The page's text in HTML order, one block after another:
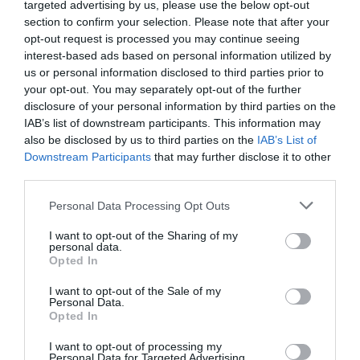
targeted advertising by us, please use the below opt-out
section to confirm your selection. Please note that after your
opt-out request is processed you may continue seeing
interest-based ads based on personal information utilized by
us or personal information disclosed to third parties prior to
your opt-out. You may separately opt-out of the further
disclosure of your personal information by third parties on the
IAB’s list of downstream participants. This information may
also be disclosed by us to third parties on the IAB’s List of
Downstream Participants that may further disclose it to other
Personal Data Processing Opt Outs
I want to opt-out of the Sharing of my
personal data.
Opted In
I want to opt-out of the Sale of my
Personal Data.
Opted In
I want to opt-out of processing my
public atitudini de tipul celei menţionate care
promovează xenofobia însoţită de violenţă si care, in
mod deliberat, stimuleaza manifestari şi poziţii
politice extremiste, în contrast total cu valorile
europene”, se mai spune în comunicatul MAE.
Român bătut de un consilier local din
”Nu există niciun fel de explicaţii şi niciun fel de scuză pentru declaraţiile xenofobe lansate
recent de către un politician, reprezentant al autorităţilor dintr-o localitate italiană, la adresa
violenţă trebuie să fie străine de comportamentul politic şi public în Europa unită.
Importanta comunitate a românilor care trăiesc şi muncesc în Italia, trebuie să rămână cu
fruntea sus, mândră de aportul său substanţial la dinamica economică şi socială a acestei